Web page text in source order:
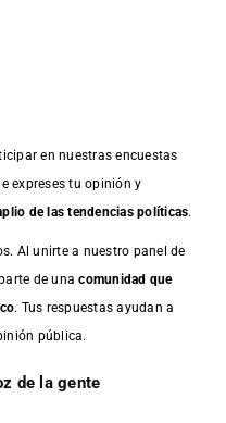
en nuestras encuestas
expreses tu opinión y
de las tendencias políticas.
Al unirte a nuestro panel de
de unacomunidad que
. Tus respuestas ayudan a
pública.
de la gente